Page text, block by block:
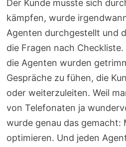
Der Kunde musste sich
kämpfen, wurde
Agenten durchgestellt und
die Fragen nach
die Agenten wurden
Gespräche zu fühen, die
oder weiterzuleiten. Weil
von Telefonaten ja
wurde genau das gemacht:
optimieren. Und jeden